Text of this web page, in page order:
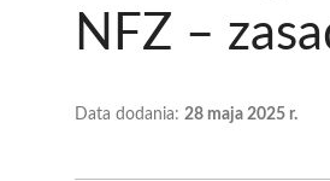
NFZ –
Data dodania: 28 maja 2025 r.